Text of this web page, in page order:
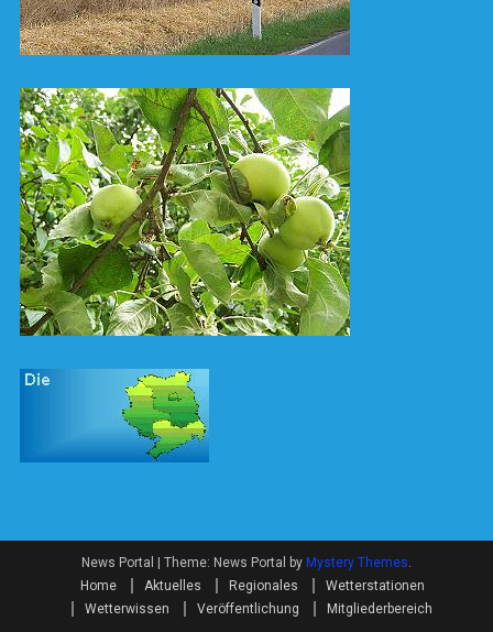
News Portal Theme: News Portal by Mystery Themes.
Home
Aktuelles Regionales
Wetterstationen
Wetterwissen
Veröffentlichung Mitgliederbereich